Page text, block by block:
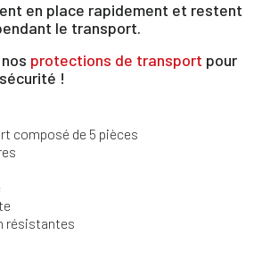
en place rapidement et restent
le transport.
protections de transport pour
!
composé de 5 pièces
résistantes
pour enregistrer des
liste d'envie